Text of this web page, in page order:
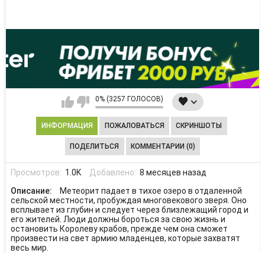
0% (3257 ГОЛОСОВ)
ИНФОРМАЦИЯ ПОЖАЛОВАТЬСЯ СКРИНШОТЫ
ПОДЕЛИТЬСЯ КОММЕНТАРИИ (0)
Просмотров: 1.0K Добавлено: 8 месяцев назад
Описание:
Метеорит падает в тихое озеро в отдаленной
сельской местности, пробуждая многовекового зверя. Оно
всплывает из глубин и следует через близлежащий город и
его жителей. Люди должны бороться за свою жизнь и
остановить Королеву крабов, прежде чем она сможет
произвести на свет армию младенцев, которые захватят
весь мир.